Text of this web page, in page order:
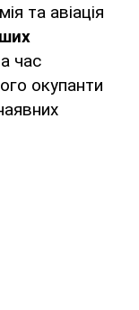
та авіація
час
окупанти